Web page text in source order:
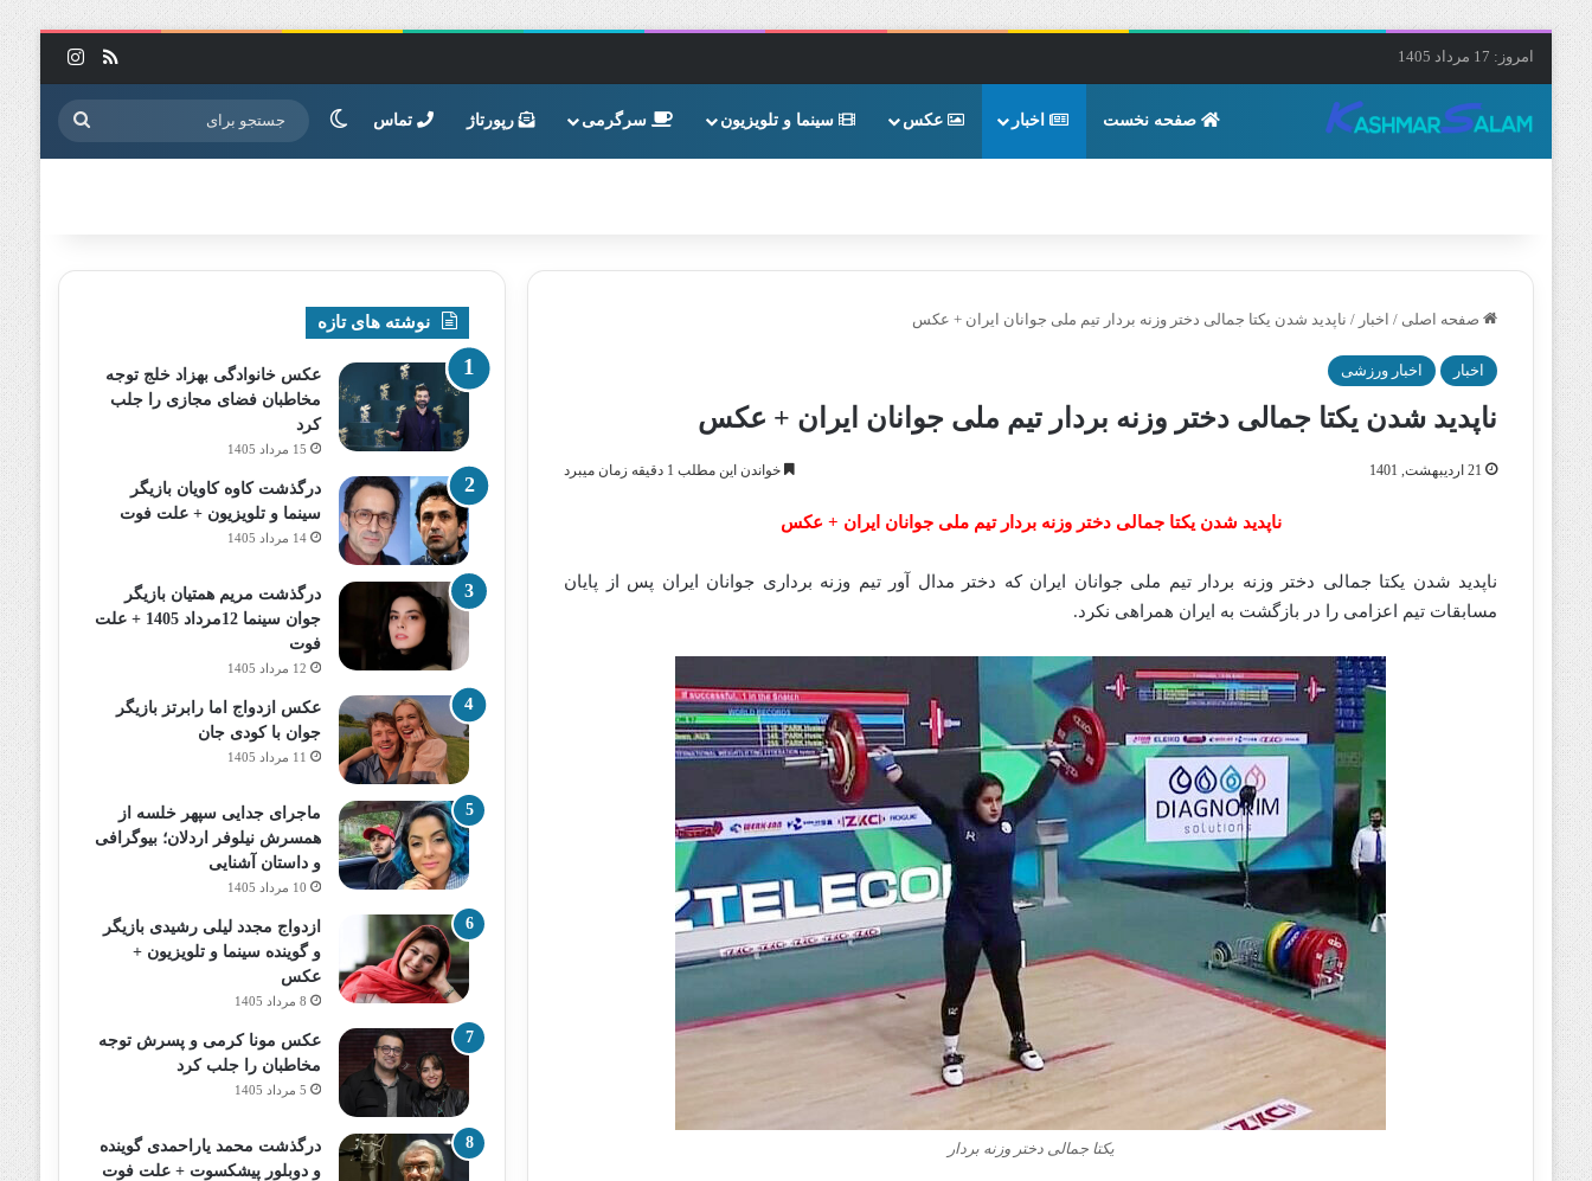
امروز: 17 مرداد 1405 خوراک
صفحه نخست اخبار عکس سینما و تلویزیون سرگرمی رپورتاژ تماس تغییر پوسته جستجو
برای
صفحه اصلی / اخبار / ناپدید شدن یکتا جمالی دختر وزنه بردار تیم ملی جوانان ایران + عکس
اخبار اخبار ورزشی
ناپدید شدن یکتا جمالی دختر وزنه بردار تیم ملی جوانان ایران + عکس
21 اردیبهشت, 1401 خواندن این مطلب 1 دقیقه زمان میبرد
ناپدید شدن یکتا جمالی دختر وزنه بردار تیم ملی جوانان ایران + عکس
ناپدید شدن یکتا جمالی دختر وزنه بردار تیم ملی جوانان ایران که دختر مدال آور تیم وزنه برداری جوانان ایران پس از پایان
مسابقات تیم اعزامی را در بازگشت به ایران همراهی نکرد.
یکتا جمالی دختر وزنه بردار
نوشته های تازه
عکس خانوادگی بهزاد خلج توجه
مخاطبان فضای مجازی را جلب
کرد
15 مرداد 1405
درگذشت کاوه کاویان بازیگر
سینما و تلویزیون + علت فوت
14 مرداد 1405
درگذشت مریم همتیان بازیگر
جوان سینما 12مرداد 1405 + علت
فوت
12 مرداد 1405
عکس ازدواج اما رابرتز بازیگر
جوان با کودی جان
11 مرداد 1405
ماجرای جدایی سپهر خلسه از
همسرش نیلوفر اردلان؛ بیوگرافی
و داستان آشنایی
10 مرداد 1405
ازدواج مجدد لیلی رشیدی بازیگر
و گوینده سینما و تلویزیون +
عکس
8 مرداد 1405
عکس مونا کرمی و پسرش توجه
مخاطبان را جلب کرد
5 مرداد 1405
درگذشت محمد یاراحمدی گوینده
و دوبلور پیشکسوت + علت فوت